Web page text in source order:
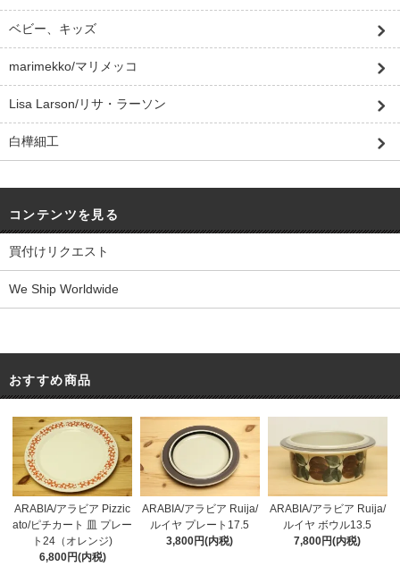
ベビー、キッズ
marimekko/マリメッコ
Lisa Larson/リサ・ラーソン
白樺細工
コンテンツを見る
買付けリクエスト
We Ship Worldwide
おすすめ商品
ARABIA/アラビア Pizzic
ato/ピチカート 皿 プレー
ト24（オレンジ)
6,800円(内税)
ARABIA/アラビア Ruija/
ルイヤ プレート17.5
3,800円(内税)
ARABIA/アラビア Ruija/
ルイヤ ボウル13.5
7,800円(内税)